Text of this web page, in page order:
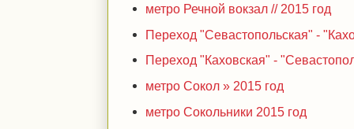
метро Речной вокзал // 2015 год
Переход "Севастопольская" -
Переход "Каховская" -
метро Сокол » 2015 год
метро Сокольники 2015 год